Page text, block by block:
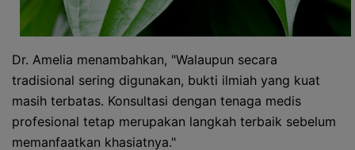
Dr. Amelia menambahkan, "Walaupun secara
tradisional sering digunakan, bukti ilmiah yang kuat
masih terbatas. Konsultasi dengan tenaga medis
profesional tetap merupakan langkah terbaik sebelum
memanfaatkan khasiatnya."